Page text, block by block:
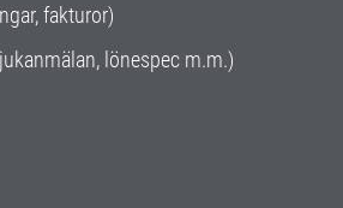
fakturor)
lönespec m.m.)